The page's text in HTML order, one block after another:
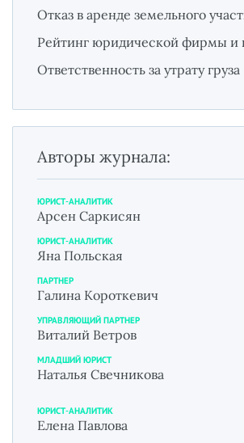
Отказ в аренде земельного
Рейтинг юридической фирмы и
Ответственность за утрату груза
Авторы журнала:
ЮРИСТ-АНАЛИТИК
Арсен Саркисян
ЮРИСТ-АНАЛИТИК
Яна Польская
ПАРТНЕР
Галина Короткевич
УПРАВЛЯЮЩИЙ ПАРТНЕР
Виталий Ветров
МЛАДШИЙ ЮРИСТ
Наталья Свечникова
ЮРИСТ-АНАЛИТИК
Елена Павлова